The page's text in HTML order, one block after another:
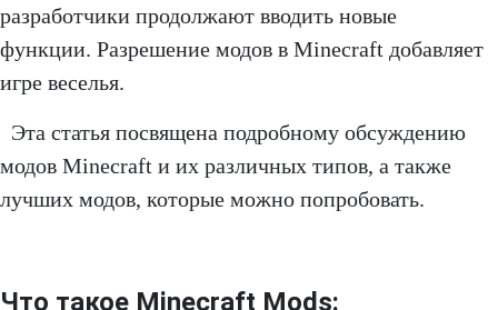
разработчики продолжают вводить новые
функции. Разрешение модов в Minecraft добавляет
игре веселья.
Эта статья посвящена подробному обсуждению
модов Minecraft и их различных типов, а также
лучших модов, которые можно попробовать.
Что такое Minecraft Mods: